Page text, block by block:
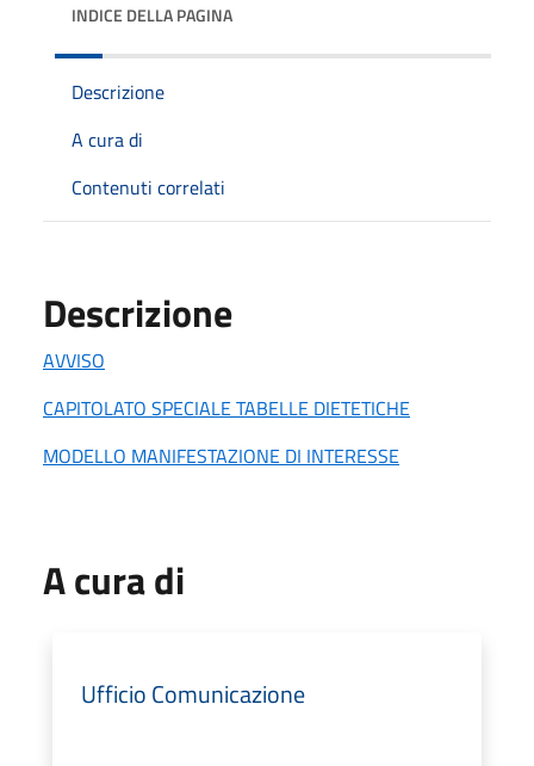
INDICE DELLA PAGINA
Descrizione
A cura di
Contenuti correlati
Descrizione
AVVISO
CAPITOLATO SPECIALE TABELLE DIETETICHE
MODELLO MANIFESTAZIONE DI INTERESSE
A cura di
Ufficio Comunicazione